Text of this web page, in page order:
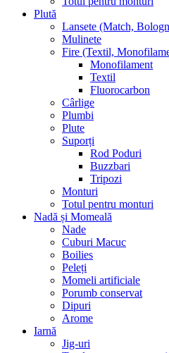
Plută
Lansete (Match,
Mulinete
Fire (Textil,
Monofilament
Textil
Fluorocarbon
Cârlige
Plumbi
Plute
Suporți
Rod Poduri
Buzzbari
Tripozi
Monturi
Totul pentru monturi
Nadă și Momeală
Nade
Cuburi Macuc
Boilies
Peleți
Momeli artificiale
Porumb conservat
Dipuri
Arome
Iarnă
Jig-uri